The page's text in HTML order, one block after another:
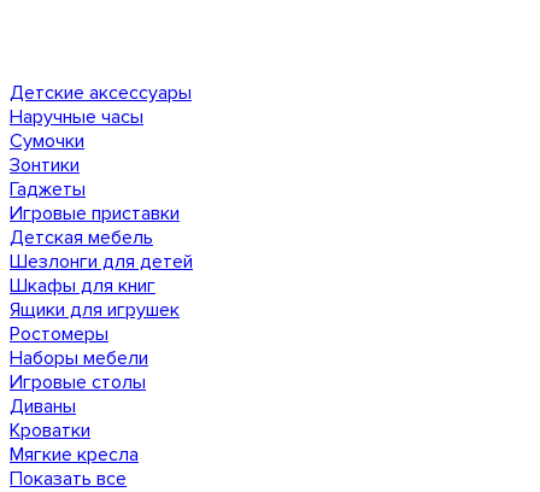
Детские аксессуары
Наручные часы
Сумочки
Зонтики
Гаджеты
Игровые приставки
Детская мебель
Шезлонги для детей
Шкафы для книг
Ящики для игрушек
Ростомеры
Наборы мебели
Игровые столы
Диваны
Кроватки
Мягкие кресла
Показать все